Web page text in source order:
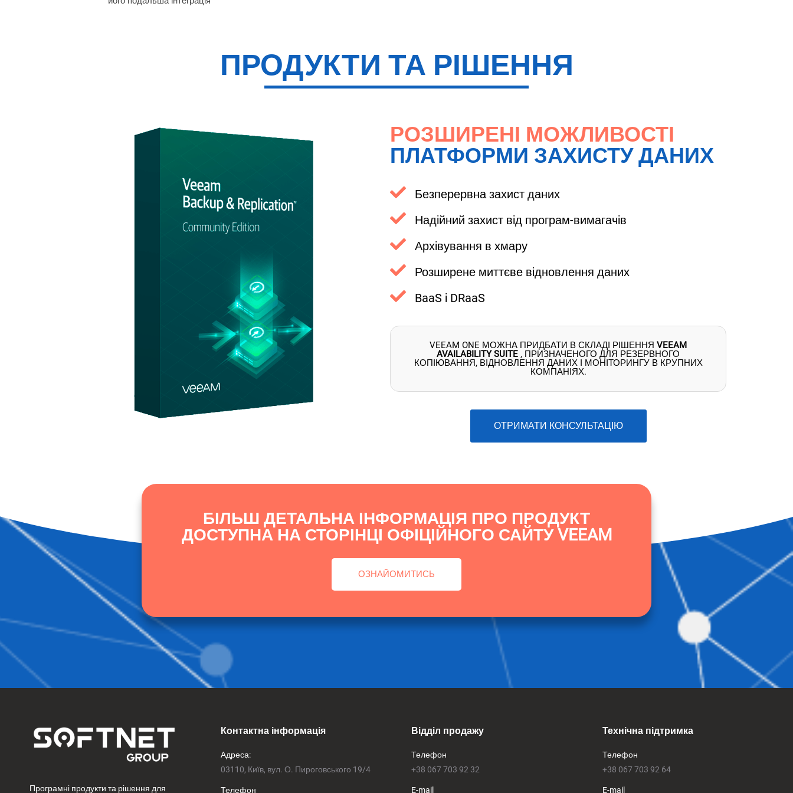
ПРОДУКТИ ТА РІШЕННЯ
РОЗШИРЕНІ МОЖЛИВОСТІ
ПЛАТФОРМИ ЗАХИСТУ ДАНИХ
Безперервна захист даних
Надійний захист від програм-вимагачів
Архівування в хмару
Розширене миттєве відновлення даних
BaaS і DRaaS
VEEAM ONE МОЖНА ПРИДБАТИ В СКЛАДІ РІШЕННЯVEEAM
AVAILABILITY SUITE , ПРИЗНАЧЕНОГО ДЛЯ РЕЗЕРВНОГО
КОПІЮВАННЯ, ВІДНОВЛЕННЯ ДАНИХ І МОНІТОРИНГУ В КРУПНИХ
КОМПАНІЯХ.
ОТРИМАТИ КОНСУЛЬТАЦІЮ
БІЛЬШ ДЕТАЛЬНА ІНФОРМАЦІЯ ПРО ПРОДУКТ
ДОСТУПНА НА СТОРІНЦІ ОФІЦІЙНОГО САЙТУ VEEAM
ОЗНАЙОМИТИСЬ
Програмні продукти та рішення для
Контактна інформація
Адреса:
03110, Київ, вул. О. Пироговського 19/4
Телефон
Відділ продажу
Телефон
+38 067 703 92 32
E-mail
Технічна підтримка
Телефон
+38 067 703 92 64
E-mail